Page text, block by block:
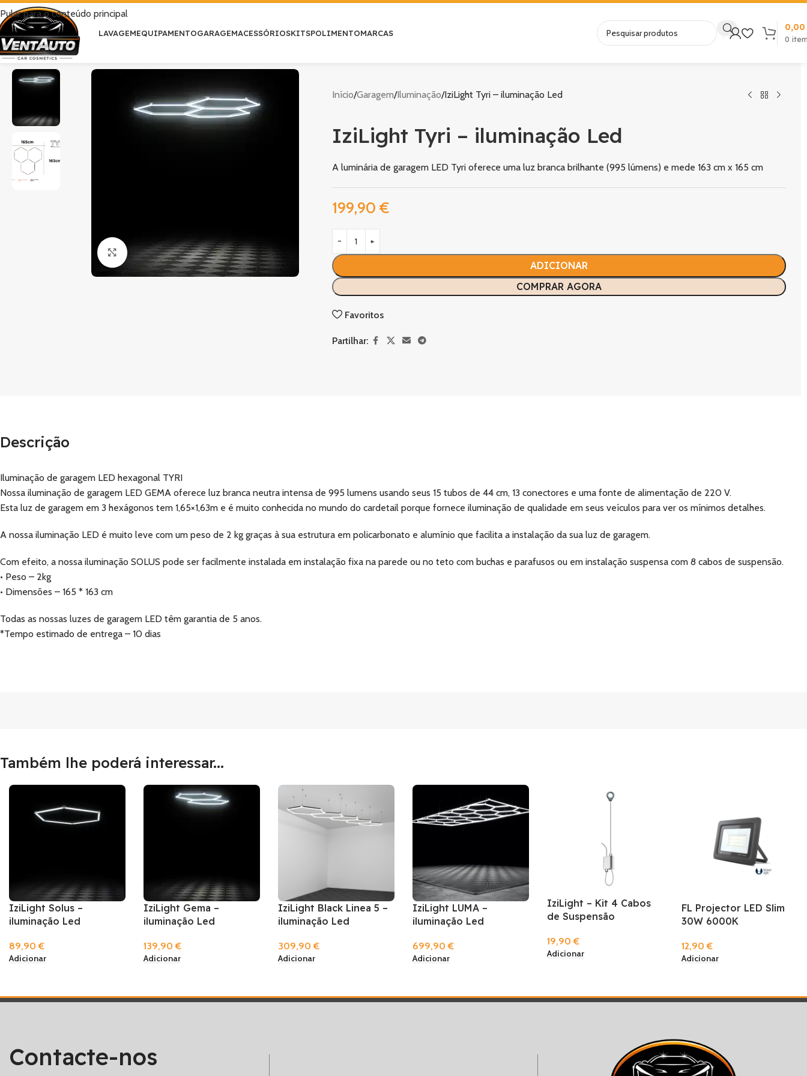
Pular para o conteúdo principal
LAVAGEMEQUIPAMENTOGARAGEMACESSÓRIOSKITSPOLIMENTOMARCAS
0
0,00
Clique para ampliar
Início Garagem Iluminação IziLight Tyri – iluminação Led
IziLight Tyri – iluminação Led
A luminária de garagem LED Tyri oferece uma luz branca brilhante (995 lúmens) e mede 163 cm x 165 cm
199,90 €
ADICIONAR
COMPRAR AGORA
Favoritos
Partilhar:
Descrição
Iluminação de garagem LED hexagonal TYRI
Nossa iluminação de garagem LED GEMA oferece luz branca neutra intensa de 995 lumens usando seus 15 tubos de 44 cm, 13 conectores e uma fonte de alimentação de 220 V.
Esta luz de garagem em 3 hexágonos tem 1,65×1,63m e é muito conhecida no mundo do cardetail porque fornece iluminação de qualidade em seus veículos para ver os mínimos detalhes.
A nossa iluminação LED é muito leve com um peso de 2 kg graças à sua estrutura em policarbonato e alumínio que facilita a instalação da sua luz de garagem.
Com efeito, a nossa iluminação SOLUS pode ser facilmente instalada em instalação fixa na parede ou no teto com buchas e parafusos ou em instalação suspensa com 8 cabos de suspensão.
• Peso – 2kg
• Dimensões – 165 * 163 cm
Todas as nossas luzes de garagem LED têm garantia de 5 anos.
*Tempo estimado de entrega – 10 dias
Também lhe poderá interessar...
IziLight Solus –
iluminação Led
89,90€
Adicionar
IziLight Gema –
iluminação Led
139,90€
Adicionar
IziLight Black Linea 5 –
iluminação Led
309,90€
Adicionar
IziLight LUMA –
iluminação Led
699,90€
Adicionar
IziLight – Kit 4 Cabos
de Suspensão
19,90€
Adicionar
FL Projector LED Slim
30W 6000K
12,90€
Adicionar
Contacte-nos